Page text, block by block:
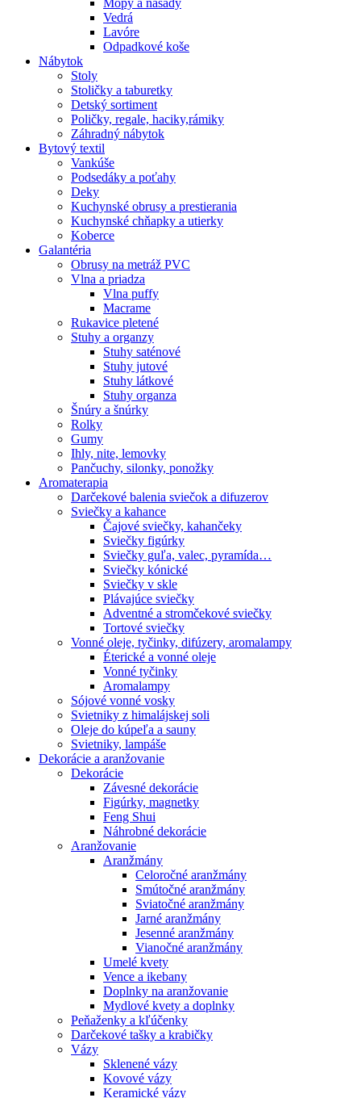
Mopy a násady
Vedrá
Lavóre
Odpadkové koše
Nábytok
Stoly
Stoličky a taburetky
Detský sortiment
Poličky, regale, haciky,rámiky
Záhradný nábytok
Bytový textil
Vankúše
Podsedáky a poťahy
Deky
Kuchynské obrusy a prestierania
Kuchynské chňapky a utierky
Koberce
Galantéria
Obrusy na metráž PVC
Vlna a priadza
Vlna puffy
Macrame
Rukavice pletené
Stuhy a organzy
Stuhy saténové
Stuhy jutové
Stuhy látkové
Stuhy organza
Šnúry a šnúrky
Rolky
Gumy
Ihly, nite, lemovky
Pančuchy, silonky, ponožky
Aromaterapia
Darčekové balenia sviečok a difuzerov
Sviečky a kahance
Čajové sviečky, kahančeky
Sviečky figúrky
Sviečky guľa, valec, pyramída…
Sviečky kónické
Sviečky v skle
Plávajúce sviečky
Adventné a stromčekové sviečky
Tortové sviečky
Vonné oleje, tyčinky, difúzery, aromalampy
Éterické a vonné oleje
Vonné tyčinky
Aromalampy
Sójové vonné vosky
Svietniky z himalájskej soli
Oleje do kúpeľa a sauny
Svietniky, lampáše
Dekorácie a aranžovanie
Dekorácie
Závesné dekorácie
Figúrky, magnetky
Feng Shui
Náhrobné dekorácie
Aranžovanie
Aranžmány
Celoročné aranžmány
Smútočné aranžmány
Sviatočné aranžmány
Jarné aranžmány
Jesenné aranžmány
Vianočné aranžmány
Umelé kvety
Vence a ikebany
Doplnky na aranžovanie
Mydlové kvety a doplnky
Peňaženky a kľúčenky
Darčekové tašky a krabičky
Vázy
Sklenené vázy
Kovové vázy
Keramické vázy